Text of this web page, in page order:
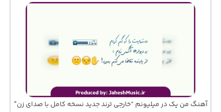
آهنگ من یک در میلیونم “خارجی ترند جدید نسخه کامل با صدای زن”